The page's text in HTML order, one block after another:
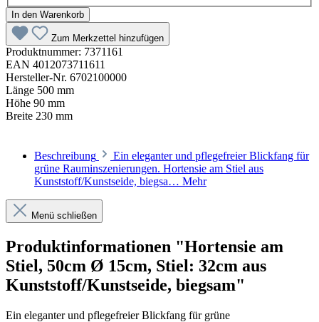
In den Warenkorb
Zum Merkzettel hinzufügen
Produktnummer: 7371161
EAN 4012073711611
Hersteller-Nr. 6702100000
Länge 500 mm
Höhe 90 mm
Breite 230 mm
Beschreibung
Ein eleganter und pflegefreier Blickfang für
grüne Rauminszenierungen. Hortensie am Stiel aus
Kunststoff/Kunstseide, biegsa… Mehr
Menü schließen
Produktinformationen "Hortensie am
Stiel, 50cm Ø 15cm, Stiel: 32cm aus
Kunststoff/Kunstseide, biegsam"
Ein eleganter und pflegefreier Blickfang für grüne